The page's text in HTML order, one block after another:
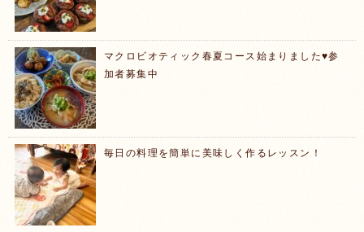
マクロビオティック春夏コース始まりました♥️参
加者募集中
毎日の料理を簡単に美味しく作るレッスン！